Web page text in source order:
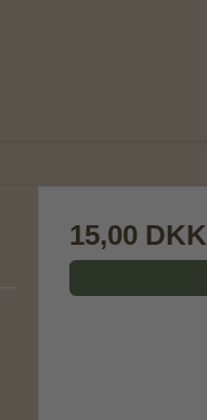
15,00 DKK